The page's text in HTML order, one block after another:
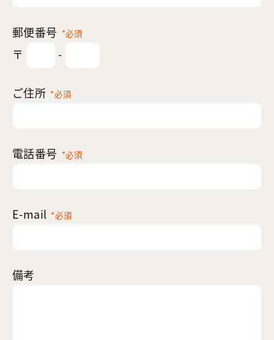
郵便番号 *必須
〒 -
ご住所 *必須
電話番号 *必須
E-mail *必須
備考